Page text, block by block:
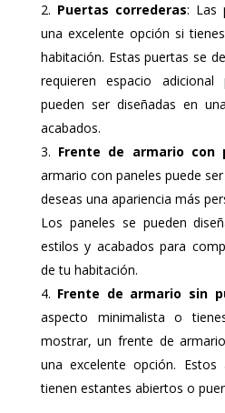
Puertas correderas: Las
una excelente opción si
habitación. Estas puertas se
requieren espacio adicional
pueden ser diseñadas en
acabados.
Frente de armario con
armario con paneles puede
deseas una apariencia más
Los paneles se pueden
estilos y acabados para
de tu habitación.
Frente de armario sin
aspecto minimalista o
mostrar, un frente de
una excelente opción. Estos
tienen estantes abiertos o